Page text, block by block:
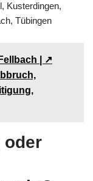
Kusterdingen,
Tübingen
| ↗️
oder